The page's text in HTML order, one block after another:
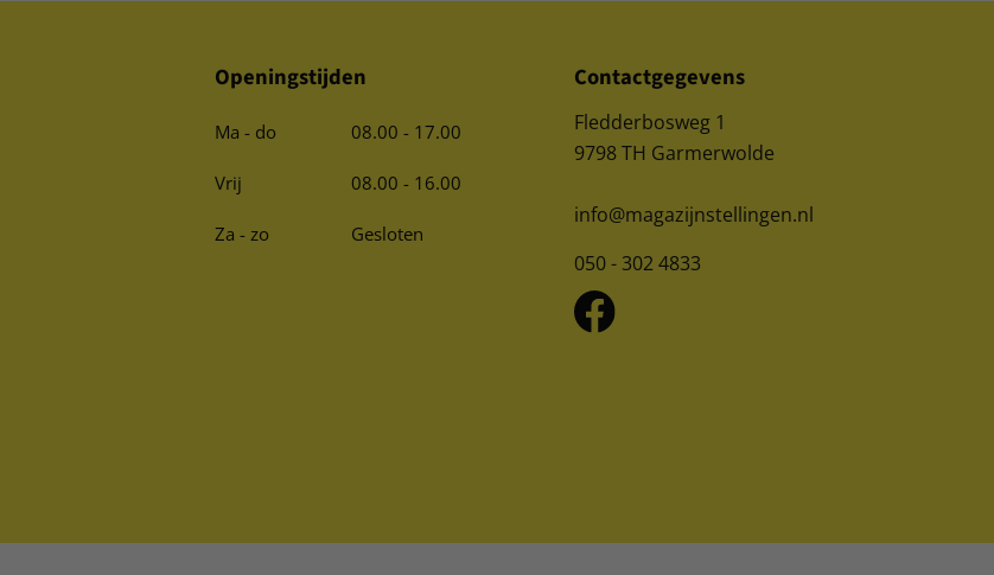
Openingstijden
Ma - do 08.00 - 17.00
Vrij 08.00 - 16.00
Za - zo Gesloten
Contactgegevens
Fledderbosweg 1
9798 TH Garmerwolde
info@magazijnstellingen.nl
050 - 302 4833